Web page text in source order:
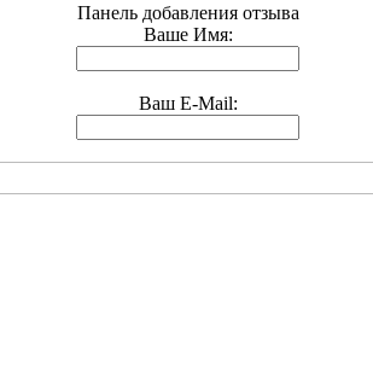
Панель добавления отзыва
Ваше Имя:
Ваш E-Mail: